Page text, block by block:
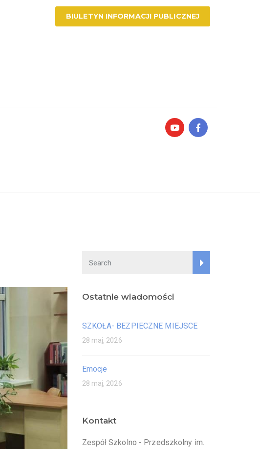
BIULETYN INFORMACJI PUBLICZNEJ
Ostatnie wiadomości
SZKOŁA- BEZPIECZNE MIEJSCE
28 maj, 2026
Emocje
28 maj, 2026
Kontakt
Zespół Szkolno - Przedszkolny im.